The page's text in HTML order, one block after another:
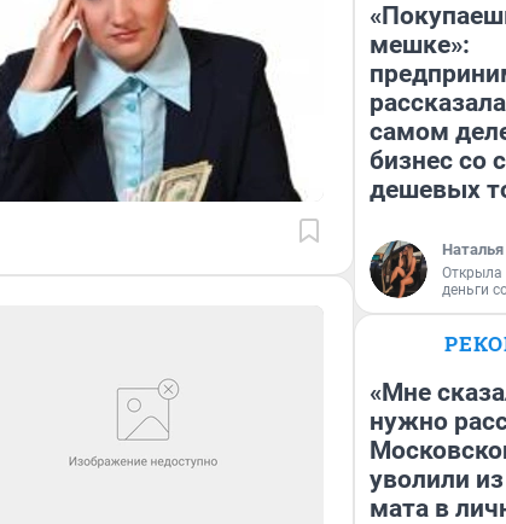
мешке»:
самом
бизнес со
дешевых
Открыла
деньги
«Мне
нужно
уволили
мата в